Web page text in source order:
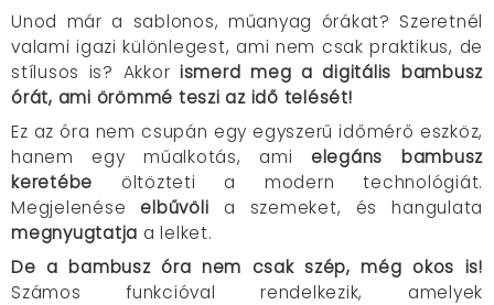
Unod már a sablonos, műanyag órákat? Szeretnél
valami igazi különlegest, ami nem csak praktikus, de
stílusos is? Akkor ismerd meg a digitális bambusz
órát, ami örömmé teszi az idő telését!
Ez az óra nem csupán egy egyszerű időmérő eszköz,
hanem egy műalkotás, ami elegáns bambusz
keretébe öltözteti a modern technológiát.
Megjelenése elbűvöli a szemeket, és hangulata
megnyugtatja a lelket.
De a bambusz óra nem csak szép, még okos is!
Számos funkcióval rendelkezik, amelyek